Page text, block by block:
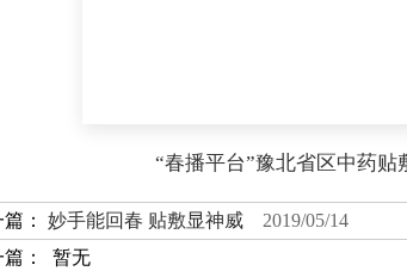
“春播平台”豫北省区中药
篇： 妙手能回春 贴敷显神威
2019/05/14
篇： 暂无